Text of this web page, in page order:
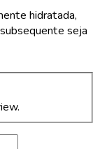
hidratada,
seja